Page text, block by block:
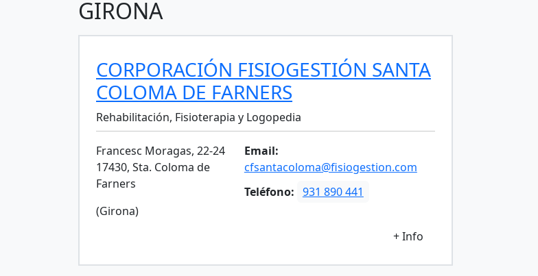
GIRONA
CORPORACIÓN FISIOGESTIÓN SANTA
COLOMA DE FARNERS
Rehabilitación, Fisioterapia y Logopedia
Francesc Moragas, 22-24
17430, Sta. Coloma de
Farners
(Girona)
Email:
cfsantacoloma@fisiogestion.com
Teléfono: 931 890 441
+ Info